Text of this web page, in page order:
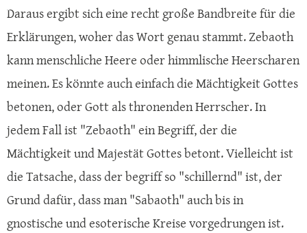
Daraus ergibt sich eine recht große Bandbreite für die
Erklärungen, woher das Wort genau stammt. Zebaoth
kann menschliche Heere oder himmlische Heerscharen
meinen. Es könnte auch einfach die Mächtigkeit Gottes
betonen, oder Gott als thronenden Herrscher. In
jedem Fall ist "Zebaoth" ein Begriff, der die
Mächtigkeit und Majestät Gottes betont. Vielleicht ist
die Tatsache, dass der begriff so "schillernd" ist, der
Grund dafür, dass man "Sabaoth" auch bis in
gnostische und esoterische Kreise vorgedrungen ist.